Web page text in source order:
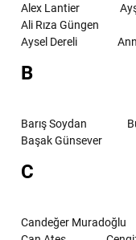
Alex Lantier
Ali Rıza Güngen
Aysel Dereli
B
Barış Soydan
Başak Günsever
C
Candeğer Muradoğlu